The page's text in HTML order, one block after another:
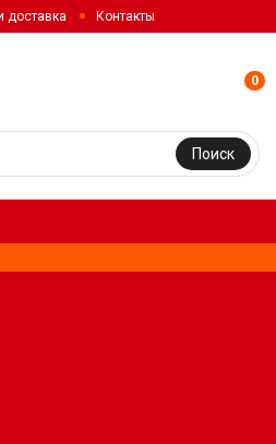
доставка Контакты
Поиск
0